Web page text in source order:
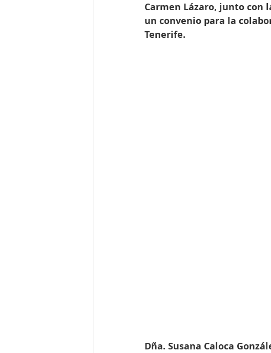
Carmen Lázaro, junto con
un convenio para la
Tenerife.
Dña. Susana Caloca